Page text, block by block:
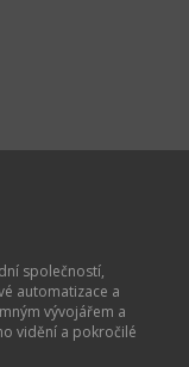
společností,
automatizace a
vývojářem a
vidění a pokročilé